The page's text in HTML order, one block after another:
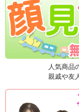
人気商品
親戚や友